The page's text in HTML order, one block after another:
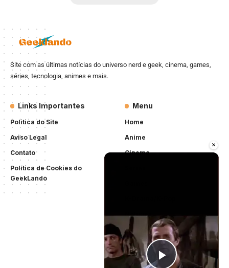
×
Site com as últimas notícias do universo nerd e geek, cinema, games,
séries, tecnologia, animes e mais.
Links Importantes
Politica do Site
Aviso Legal
Contato
Política de Cookies do
GeekLando
Menu
Home
Anime
Cinema
Notícias
Tecnologia
Críticas
Quadrinhos